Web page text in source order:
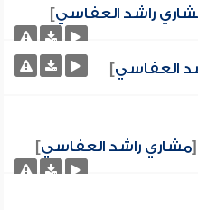
راشد العفاسي]
العفاسي]
[مشاري راشد العفاسي]